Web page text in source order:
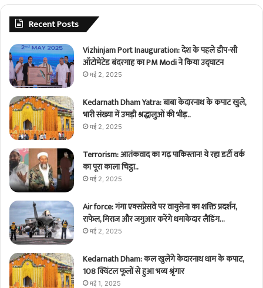
Recent Posts
Vizhinjam Port Inauguration: देश के पहले डीप-सी
ऑटोमेटेड बंदरगाह का PM Modi ने किया उद्घाटन
मई 2, 2025
Kedarnath Dham Yatra: बाबा केदारनाथ के कपाट खुले,
भारी संख्या में उमड़ी श्रद्धालुओं की भीड़..
मई 2, 2025
Terrorism: आतंकवाद का गढ़ पाकिस्तान! ये रहा डर्टी वर्क
का पूरा काला चिट्ठा..
मई 2, 2025
Air force: गंगा एक्सप्रेसवे पर वायुसेना का शक्ति प्रदर्शन,
राफेल, मिराज और जगुआर करेंगे धमाकेदार लैंडिंग…
मई 2, 2025
Kedarnath Dham: कल खुलेंगे केदारनाथ धाम के कपाट,
108 क्विंटल फूलों से हुआ भव्य श्रृंगार
मई 1, 2025